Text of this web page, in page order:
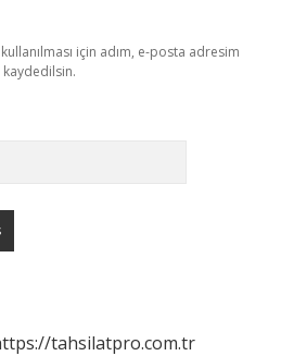
için adım, e-posta adresim
kaydedilsin.
tahsilatpro.com.tr